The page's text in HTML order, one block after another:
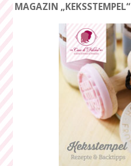
MAGAZIN „KEKSSTEMPEL“